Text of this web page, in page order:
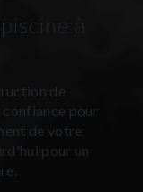
à
de
confiance pour
de votre
pour un